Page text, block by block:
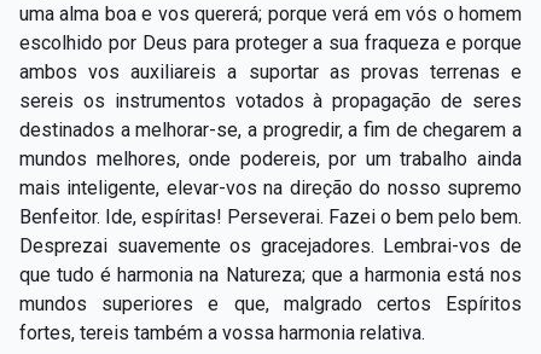
uma alma boa e vos quererá; porque verá em vós o homem
escolhido por Deus para proteger a sua fraqueza e porque
ambos vos auxiliareis a suportar as provas terrenas e
sereis os instrumentos votados à propagação de seres
destinados a melhorar-se, a progredir, a fim de chegarem a
mundos melhores, onde podereis, por um trabalho ainda
mais inteligente, elevar-vos na direção do nosso supremo
Benfeitor. Ide, espíritas! Perseverai. Fazei o bem pelo bem.
Desprezai suavemente os gracejadores. Lembrai-vos de
que tudo é harmonia na Natureza; que a harmonia está nos
mundos superiores e que, malgrado certos Espíritos
fortes, tereis também a vossa harmonia relativa.